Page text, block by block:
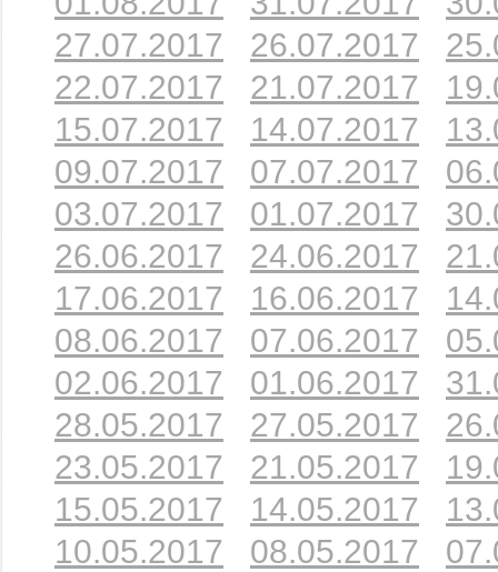
27.07.2017
26.07.2017
22.07.2017
21.07.2017
15.07.2017
14.07.2017
09.07.2017
07.07.2017
03.07.2017
01.07.2017
26.06.2017
24.06.2017
17.06.2017
16.06.2017
08.06.2017
07.06.2017
02.06.2017
01.06.2017
28.05.2017
27.05.2017
23.05.2017
21.05.2017
15.05.2017
14.05.2017
10.05.2017
08.05.2017